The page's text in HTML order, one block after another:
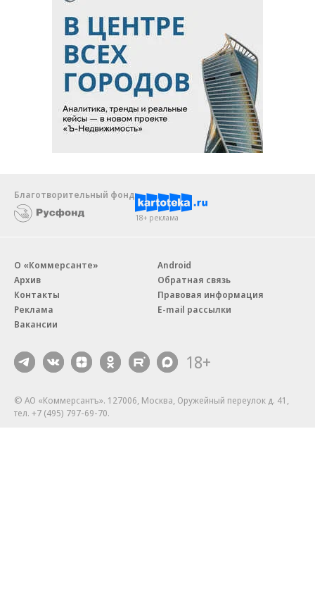
Благотворительный фонд
18+ реклама
О «Коммерсанте»
Архив
Контакты
Реклама
Вакансии
Android
Обратная связь
Правовая информация
E-mail рассылки
18+
© АО «Коммерсантъ». 127006, Москва, Оружейный переулок д. 41,
тел. +7 (495) 797-69-70.